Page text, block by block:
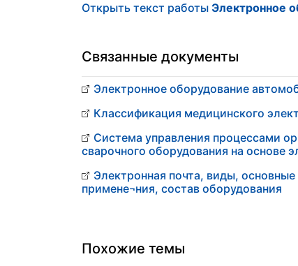
Открыть текст работы Электронное
Связанные документы
Электронное оборудование
Классификация медицинского
Система управления процессами
сварочного оборудования на основе
Электронная почта, виды,
примене¬ния, состав оборудования
Похожие темы